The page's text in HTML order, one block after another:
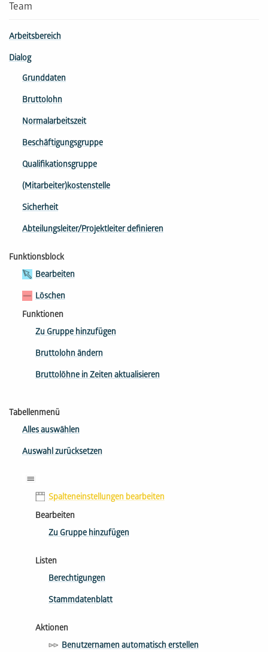
Team
Arbeitsbereich
Dialog
Grunddaten
Bruttolohn
Normalarbeitszeit
Beschäftigungsgruppe
Qua­li­fi­ka­tions­gruppe
(Mitarbeiter­)kostenstelle
Sicherheit
Abteilungsleiter/Projektleiter definieren
Funktionsblock
Bearbeiten
Löschen
Funktionen
Zu Gruppe hinzufügen
Bruttolohn ändern
Bruttolöhne in Zeiten aktualisieren
Tabellenmenü
Alles auswählen
Auswahl zurücksetzen
Spalteneinstellungen bearbeiten
Bearbeiten
Zu Gruppe hinzufügen
Listen
Berechtigungen
Stammdatenblatt
Aktionen
Benutzernamen automatisch erstellen